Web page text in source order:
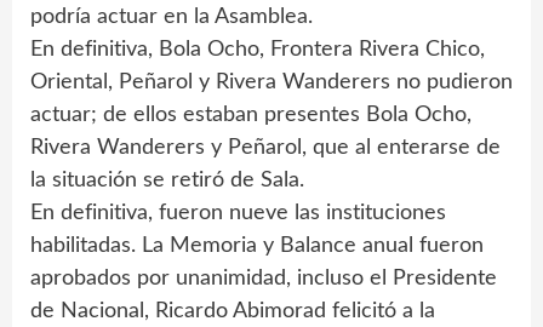
podría actuar en la Asamblea.
En definitiva, Bola Ocho, Frontera Rivera Chico,
Oriental, Peñarol y Rivera Wanderers no pudieron
actuar; de ellos estaban presentes Bola Ocho,
Rivera Wanderers y Peñarol, que al enterarse de
la situación se retiró de Sala.
En definitiva, fueron nueve las instituciones
habilitadas. La Memoria y Balance anual fueron
aprobados por unanimidad, incluso el Presidente
de Nacional, Ricardo Abimorad felicitó a la